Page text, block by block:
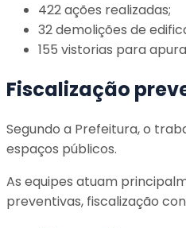
422 ações realizadas;
32 demolições de
155 vistorias para
Fiscalização
Segundo a Prefeitura, o
espaços públicos.
As equipes atuam
preventivas, fiscalização